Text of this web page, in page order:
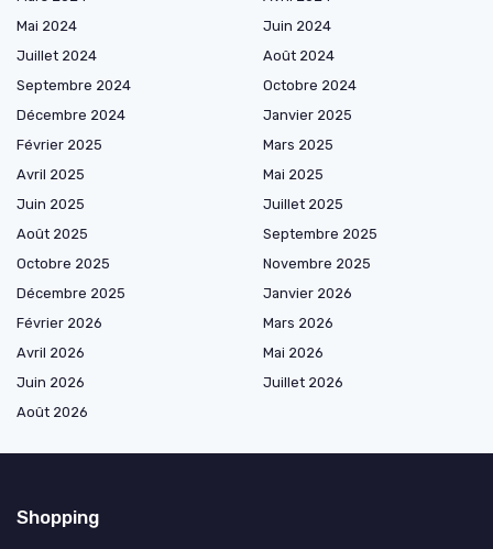
Mai 2024
Juin 2024
Juillet 2024
Août 2024
Septembre 2024
Octobre 2024
Décembre 2024
Janvier 2025
Février 2025
Mars 2025
Avril 2025
Mai 2025
Juin 2025
Juillet 2025
Août 2025
Septembre 2025
Octobre 2025
Novembre 2025
Décembre 2025
Janvier 2026
Février 2026
Mars 2026
Avril 2026
Mai 2026
Juin 2026
Juillet 2026
Août 2026
Shopping